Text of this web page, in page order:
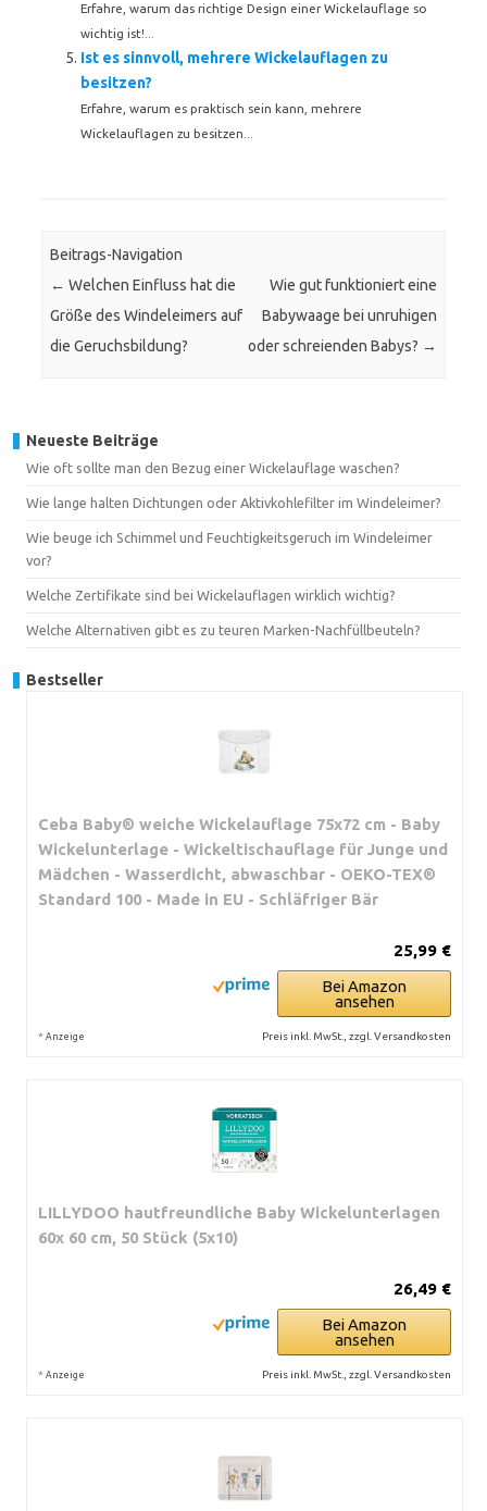
Erfahre, warum das richtige Design einer Wickelauflage so
wichtig ist!...
Ist es sinnvoll, mehrere Wickelauflagen zu
besitzen?
Erfahre, warum es praktisch sein kann, mehrere
Wickelauflagen zu besitzen...
Beitrags-Navigation
← Welchen Einfluss hat die
Größe des Windeleimers auf
die Geruchsbildung?
Wie gut funktioniert eine
Babywaage bei unruhigen
oder schreienden Babys? →
Neueste Beiträge
Wie oft sollte man den Bezug einer Wickelauflage waschen?
Wie lange halten Dichtungen oder Aktivkohlefilter im Windeleimer?
Wie beuge ich Schimmel und Feuchtigkeitsgeruch im Windeleimer
vor?
Welche Zertifikate sind bei Wickelauflagen wirklich wichtig?
Welche Alternativen gibt es zu teuren Marken-Nachfüllbeuteln?
Bestseller
Ceba Baby® weiche Wickelauflage 75x72 cm - Baby
Wickelunterlage - Wickeltischauflage für Junge und
Mädchen - Wasserdicht, abwaschbar - OEKO-TEX®
Standard 100 - Made in EU - Schläfriger Bär
25,99 €
Bei Amazon
ansehen
* Anzeige Preis inkl. MwSt., zzgl. Versandkosten
LILLYDOO hautfreundliche Baby Wickelunterlagen
60x 60 cm, 50 Stück (5x10)
26,49 €
Bei Amazon
ansehen
* Anzeige Preis inkl. MwSt., zzgl. Versandkosten